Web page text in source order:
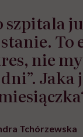
szpitala
To
nie
Jaka
Tchórzewska